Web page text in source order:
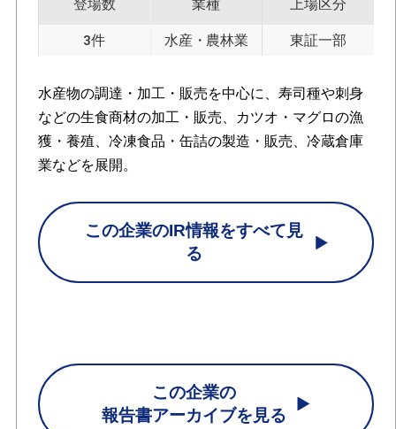
登場数
3件
業種
水産・農林業
上場区分
東証一部
水産物の調達・加工・販売を中心に、寿司種や刺身
などの生食商材の加工・販売、カツオ・マグロの漁
獲・養殖、冷凍食品・缶詰の製造・販売、冷蔵倉庫
業などを展開。
この企業のIR情報をすべて見
る
この企業の
報告書アーカイブを見る